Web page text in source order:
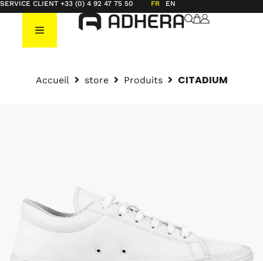
SERVICE CLIENT +33 (0) 4 92 47 75 50 FR EN
Accueil store Produits CITADIUM